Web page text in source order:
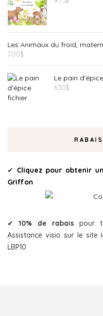
Les Animaux du froid,
7.00$
Le pain
6.50$
✔ Cliquez pour obtenir
Griffon
✔10% de rabaispour
Assistance visio sur le site
LBP10